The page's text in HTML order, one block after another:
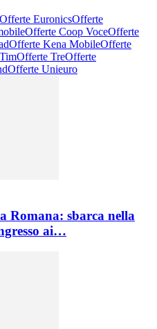
Offerte EuronicsOfferte
Offerte Coop VoceOfferte
Offerte Kena MobileOfferte
Offerte TreOfferte
Offerte Unieuro
Romana: sbarca nella
ai…